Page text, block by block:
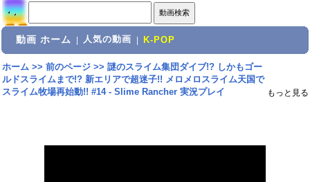
動画 ホーム 人気の動画 K-POP
ホーム>> 前のページ>> 謎のスライム集団ダイブ!? しかもゴー
ルドスライムまで!? 新エリアで超迷子!! メロメロスライム天国で
スライム牧場再始動!! #14 - Slime Rancher 実況プレイ
もっと見る